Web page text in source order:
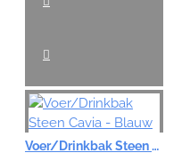
Voer/Drinkbak Steen Cavia - Blauw